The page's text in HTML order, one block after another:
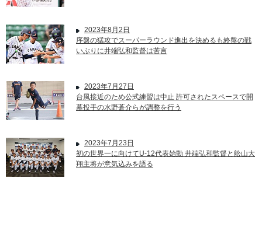
2023年8月2日
序盤の猛攻でスーパーラウンド進出を決めるも終盤の戦
いぶりに井端弘和監督は苦言
2023年7月27日
台風接近のため公式練習は中止 許可されたスペースで開
幕投手の水野蒼介らが調整を行う
2023年7月23日
初の世界一に向けてU-12代表始動 井端弘和監督と舩山大
翔主将が意気込みを語る